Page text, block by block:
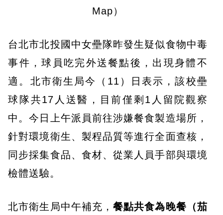
Map）
台北市北投國中女壘隊昨發生疑似食物中毒
事件，球員吃完外送餐點後，出現身體不
適。北市衛生局今（11）日表示，該校壘
球隊共17人送醫，目前僅剩1人留院觀察
中。今日上午派員前往涉嫌餐食製造場所，
針對環境衛生、製程品質等進行全面查核，
同步採集食品、食材、從業人員手部與環境
檢體送驗。
北市衛生局中午補充，餐點共食為晚餐（茄